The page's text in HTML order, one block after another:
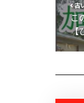
古
こ
【